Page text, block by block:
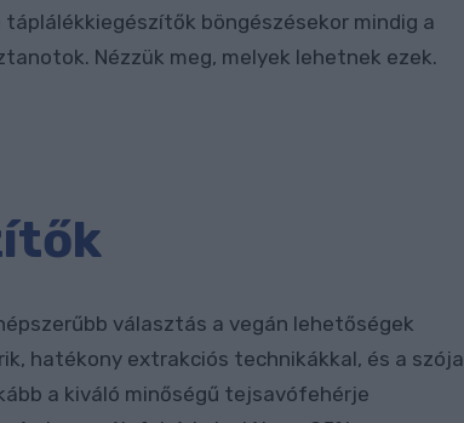
böngészésekor mindig a
Nézzük meg, melyek lehetnek ezek.
választás a vegán lehetőségek
hatékony extrakciós technikákkal, és a szója
a kiváló minőségű tejsavófehérje